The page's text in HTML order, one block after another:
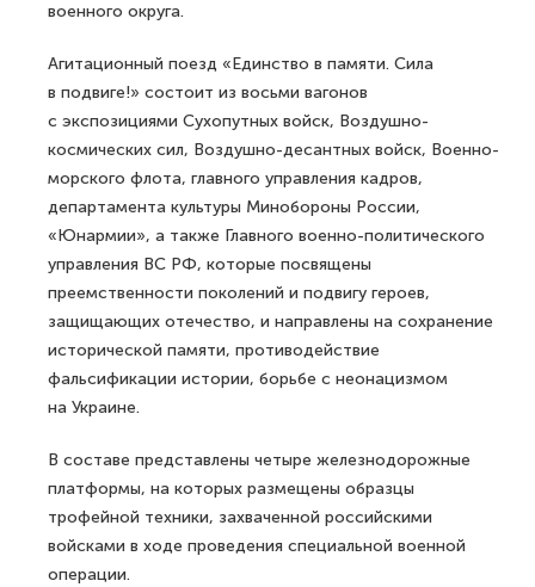
военного округа.
Агитационный поезд «Единство в памяти. Сила
в подвиге!» состоит из восьми вагонов
с экспозициями Сухопутных войск, Воздушно-
космических сил, Воздушно-десантных войск, Военно-
морского флота, главного управления кадров,
департамента культуры Минобороны России,
«Юнармии», а также Главного военно-политического
управления ВС РФ, которые посвящены
преемственности поколений и подвигу героев,
защищающих отечество, и направлены на сохранение
исторической памяти, противодействие
фальсификации истории, борьбе с неонацизмом
на Украине.
В составе представлены четыре железнодорожные
платформы, на которых размещены образцы
трофейной техники, захваченной российскими
войсками в ходе проведения специальной военной
операции.